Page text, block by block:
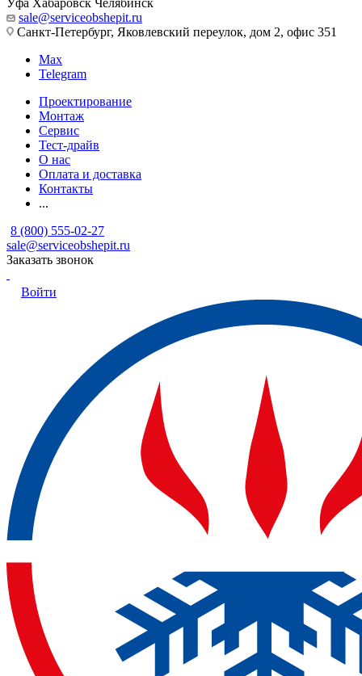
Уфа Хабаровск Челябинск
sale@serviceobshepit.ru
Санкт-Петербург, Яковлевский переулок, дом 2, офис 351
Max
Telegram
Проектирование
Монтаж
Сервис
Тест-драйв
О нас
Оплата и доставка
Контакты
...
8 (800) 555-02-27
sale@serviceobshepit.ru
Заказать звонок
Войти